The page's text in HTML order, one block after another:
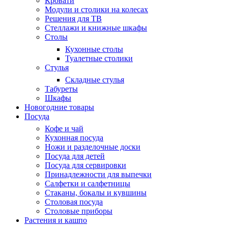
Модули и столики на колесах
Решения для ТВ
Стеллажи и книжные шкафы
Столы
Кухонные столы
Туалетные столики
Стулья
Складные стулья
Табуреты
Шкафы
Новогодние товары
Посуда
Кофе и чай
Кухонная посуда
Ножи и разделочные доски
Посуда для детей
Посуда для сервировки
Принадлежности для выпечки
Салфетки и салфетницы
Стаканы, бокалы и кувшины
Столовая посуда
Столовые приборы
Растения и кашпо